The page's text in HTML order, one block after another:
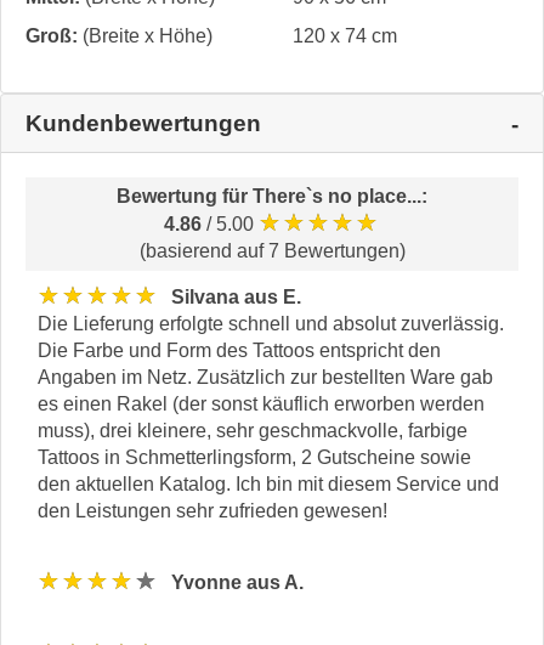
Groß: (Breite x Höhe) 120 x 74 cm
Kundenbewertungen
Bewertung für There`s no place...:
4.86 / 5.00 ★★★★★
(basierend auf 7 Bewertungen)
★★★★★
Silvana aus E.
Die Lieferung erfolgte schnell und absolut zuverlässig.
Die Farbe und Form des Tattoos entspricht den
Angaben im Netz. Zusätzlich zur bestellten Ware gab
es einen Rakel (der sonst käuflich erworben werden
muss), drei kleinere, sehr geschmackvolle, farbige
Tattoos in Schmetterlingsform, 2 Gutscheine sowie
den aktuellen Katalog. Ich bin mit diesem Service und
den Leistungen sehr zufrieden gewesen!
★★★★★ Yvonne aus A.